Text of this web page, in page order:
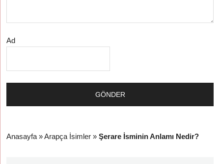
Ad
Anasayfa »Arapça İsimler »Şerare İsminin Anlamı Nedir?